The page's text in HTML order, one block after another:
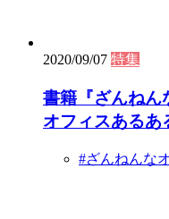
2020/09/07 特集
書籍『ざんねん
オフィスあるあ
#ざんねんな